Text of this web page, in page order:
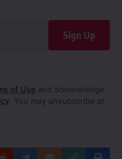
Sign Up
of Use and acknowledge
. You may unsubscribe at